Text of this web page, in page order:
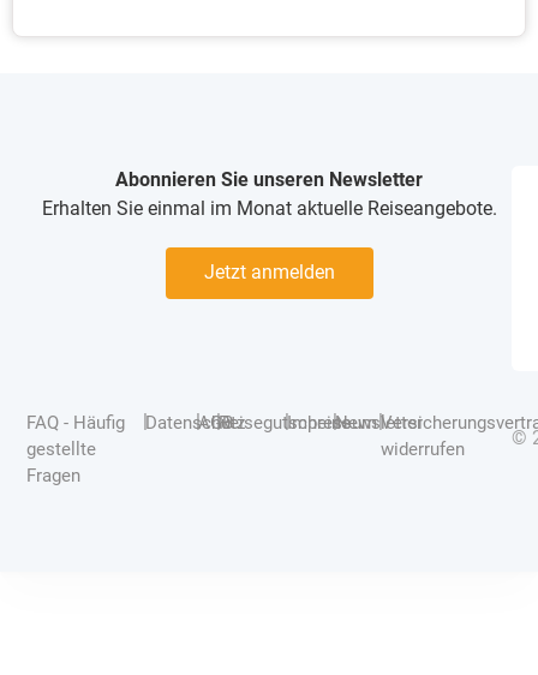
Abonnieren Sie unseren Newsletter
Erhalten Sie einmal im Monat aktuelle Reiseangebote.
Jetzt anmelden
FAQ - Häufig
gestellte
Fragen
|Datenschutz
|AGB
|Reisegutscheine
|Impressum
|Newsletter
|
widerrufen
©